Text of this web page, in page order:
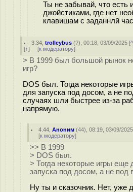
Ты не забывай, что есть
джойстиками, где нет
клавишам с заданнлй
3.34 ,trolleybus (?), 00:18, 03/09/2025 [^
[↑] [к модератору]
> В 1999 был большой рынок
игр?
DOS был. Тогда некоторые
для запуска под досом, а не
случаях шли быстрее из-за
напрямую.
4.44 ,Аноним (44), 08:19, 03/09/
[к модератору]
>> В 1999
> DOS был.
> Тогда некоторые игры еще
запуска под досом, а не под
Ну ты и сказочник. Нет, уже